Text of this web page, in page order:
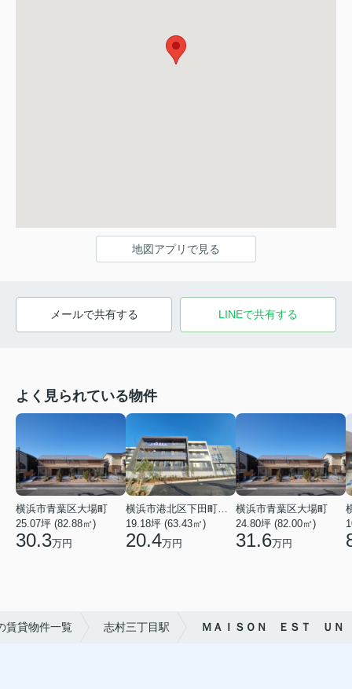
地図アプリで見る
メールで共有する LINEで共有する
よく見られている物件
横浜市青葉区大場町
25.07坪 (82.88㎡)
30.3万円
19.18坪 (63.43㎡)
20.4万円
横浜市青葉区大場町
24.80坪 (82.00㎡)
31.6万円
賃貸物件一覧 志村三丁目駅 ＭＡＩＳＯＮ ＥＳＴ ＵＮ